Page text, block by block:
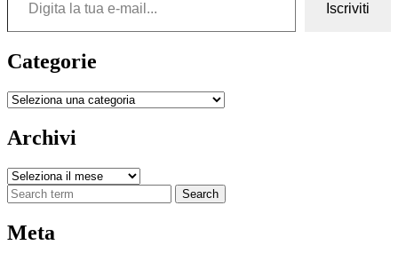
Iscriviti
Categorie
Categorie
Archivi
Archivi
Search
Meta